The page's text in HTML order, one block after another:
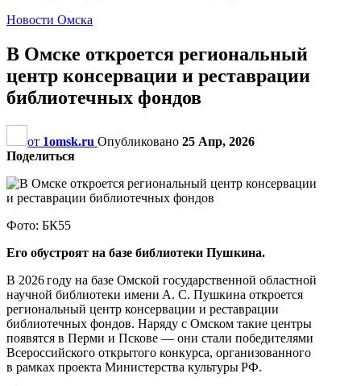
Новости Омска
В Омске откроется региональный
центр консервации и реставрации
библиотечных фондов
от 1omsk.ru Опубликовано 25 Апр, 2026
Поделиться
Фото: БК55
Его обустроят на базе библиотеки Пушкина.
В 2026 году на базе Омской государственной областной
научной библиотеки имени А. С. Пушкина откроется
региональный центр консервации и реставрации
библиотечных фондов. Наряду с Омском такие центры
появятся в Перми и Пскове — они стали победителями
Всероссийского открытого конкурса, организованного
в рамках проекта Министерства культуры РФ.